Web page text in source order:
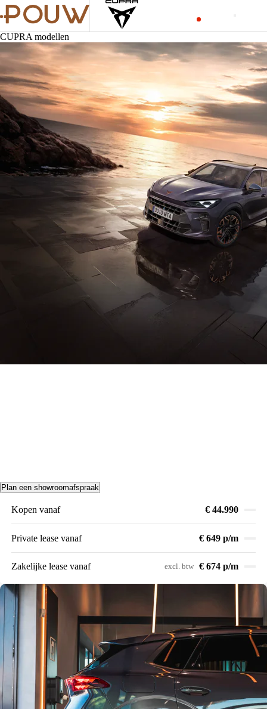
CUPRA modellen
Plan een showroomafspraak
Kopen vanaf € 44.990
Private lease vanaf € 649 p/m
Zakelijke lease vanaf excl. btw € 674 p/m